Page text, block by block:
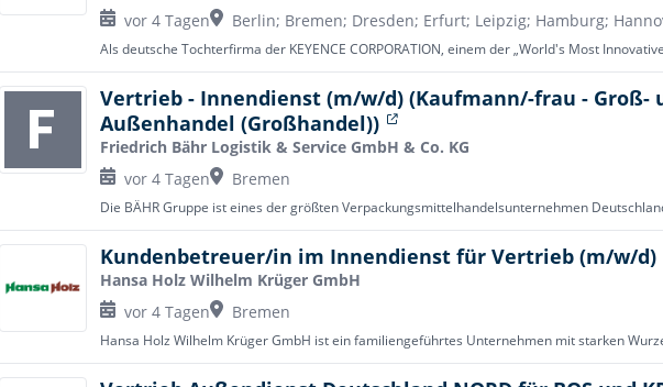
vor 4 Tagen
Berlin; Bremen; Dresden; Erfurt; Leipzig; Hamburg;
Vertrieb - Innendienst (m/w/d) (Kaufmann/-frau - Groß-
Außenhandel (Großhandel))
Friedrich Bähr Logistik & Service GmbH & Co. KG
vor 4 Tagen
Bremen
Kundenbetreuer/in im Innendienst für Vertrieb (m/w/d)
Hansa Holz Wilhelm Krüger GmbH
vor 4 Tagen
Bremen